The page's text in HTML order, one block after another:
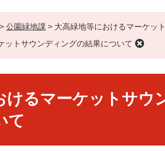
> 公園緑地課 > 大高緑地等におけるマーケッ
ットサウンディングの結果について
けるマーケットサウ
て